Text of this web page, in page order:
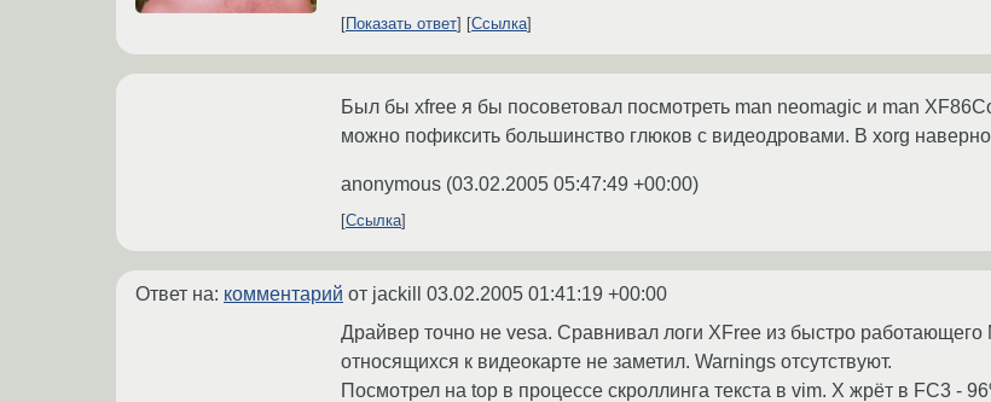
Показать ответ Ссылка
Был бы xfree я бы посоветовал посмотреть man neomagic и man
можно пофиксить большинство глюков с видеодровами. В xorg
anonymous (03.02.2005 05:47:49 +00:00)
Ссылка
Ответ на: комментарий от jackill 03.02.2005 01:41:19 +00:00
Драйвер точно не vesa. Сравнивал логи XFree из быстро
относящихся к видеокарте не заметил. Warnings отсутствуют.
Посмотрел на top в процессе скроллинга текста в vim. X жрёт в FC3 -